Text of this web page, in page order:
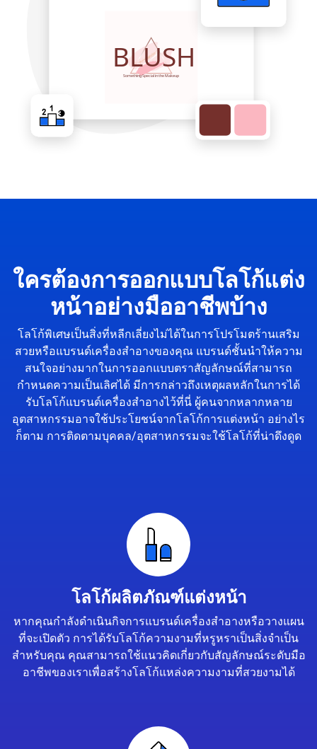
ใครต้องการออกแบบโลโก้แต่ง
หน้าอย่างมืออาชีพบ้าง
โลโก้พิเศษเป็นสิ่งที่หลีกเลี่ยงไม่ได้ในการโปรโมตร้านเสริม
สวยหรือแบรนด์เครื่องสำอางของคุณ แบรนด์ชั้นนำให้ความ
สนใจอย่างมากในการออกแบบตราสัญลักษณ์ที่สามารถ
กำหนดความเป็นเลิศได้ มีการกล่าวถึงเหตุผลหลักในการได้
รับโลโก้แบรนด์เครื่องสำอางไว้ที่นี่ ผู้คนจากหลากหลาย
อุตสาหกรรมอาจใช้ประโยชน์จากโลโก้การแต่งหน้า อย่างไร
ก็ตาม การติดตามบุคคล/อุตสาหกรรมจะใช้โลโก้ที่น่าดึงดูด
โลโก้ผลิตภัณฑ์แต่งหน้า
หากคุณกำลังดำเนินกิจการแบรนด์เครื่องสำอางหรือวางแผน
ที่จะเปิดตัว การได้รับโลโก้ความงามที่หรูหราเป็นสิ่งจำเป็น
สำหรับคุณ คุณสามารถใช้แนวคิดเกี่ยวกับสัญลักษณ์ระดับมือ
อาชีพของเราเพื่อสร้างโลโก้แหล่งความงามที่สวยงามได้